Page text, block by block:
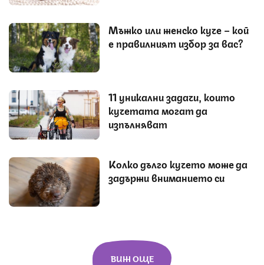
Мъжко или женско куче – кой
е правилният избор за вас?
11 уникални задачи, които
кучетата могат да
изпълняват
Колко дълго кучето може да
задържи вниманието си
ВИЖ ОЩЕ